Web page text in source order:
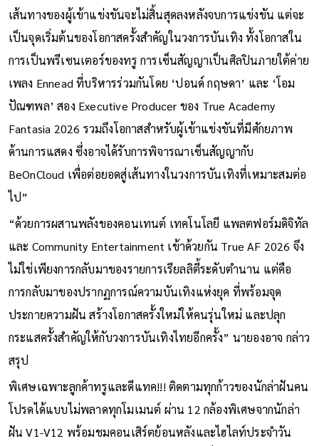
เส้นทางของผู้เข้าแข่งขันจะไม่สิ้นสุดลงหลังจบการแข่งขัน แต่จะ
เป็นจุดเริ่มต้นของโอกาสครั้งสำคัญในวงการบันเทิง ทั้งโอกาสใน
การเป็นพรีเซนเตอร์ของทรู การเซ็นสัญญาเป็นศิลปินภายใต้ค่าย
เพลง Ennead ที่บริหารร่วมกันโดย ‘ปอนด์ กฤษดา’ และ ‘โอม
ปัณฑพล’ สอง Executive Producer ของ True Academy
Fantasia 2026 รวมถึงโอกาสสำหรับผู้เข้าแข่งขันที่มีศักยภาพ
ด้านการแสดง ซึ่งอาจได้รับการพิจารณาเซ็นสัญญากับ
BeOnCloud เพื่อต่อยอดสู่เส้นทางในวงการบันเทิงที่เหมาะสมต่อ
ไป”
“ด้วยการผสานพลังของคอนเทนต์ เทคโนโลยี แพลตฟอร์มดิจิทัล
และ Community Entertainment เข้าด้วยกัน True AF 2026 จึง
ไม่ใช่เพียงการกลับมาของรายการเรียลลิตี้ระดับตำนาน แต่คือ
การกลับมาของปรากฏการณ์ความบันเทิงแห่งยุค ที่พร้อมจุด
ประกายความฝัน สร้างโอกาสครั้งใหม่ให้คนรุ่นใหม่ และปลุก
กระแสครั้งสำคัญให้กับวงการบันเทิงไทยอีกครั้ง” นายองอาจ กล่าว
สรุป
พิเศษเฉพาะลูกค้าทรูและดีแทค!!! ติดตามทุกก้าวของนักล่าฝันคน
โปรดได้แบบไม่พลาดทุกโมเมนต์ ผ่าน 12 กล้องพิเศษจากนักล่า
ฝัน V1-V12 พร้อมชมคอนเสิร์ตย้อนหลังและไฮไลท์ประจำวัน